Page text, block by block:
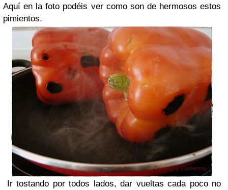
Aquí en la foto podéis ver como son de hermosos estos
pimientos.
Ir tostando por todos lados, dar vueltas cada poco no